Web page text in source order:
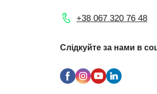
+38 067 320 76 48
Слідкуйте за нами в